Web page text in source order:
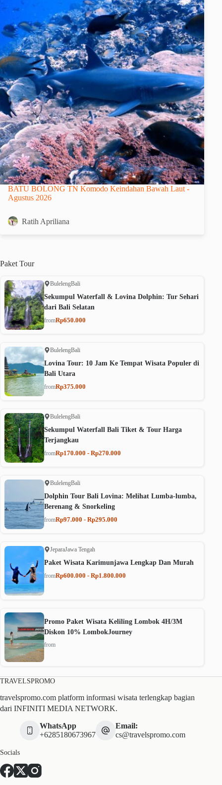
BATU BOLONG TN Komodo Keindahan Bawah Laut -
Agustus 2026
Ratih Apriliana
Paket Tour
BulelengBali
Sekumpul Waterfall & Lovina Dolphin: Tur Sehari
dari Bali Selatan
fromRp650.000
BulelengBali
Lovina Tour: 10 Jam Ke Tempat Wisata Populer di
Bali Utara
fromRp375.000
BulelengBali
Sekumpul Waterfall Bali Tiket & Tour Harga
Terjangkau
fromRp170.000 - Rp270.000
BulelengBali
Dolphin Tour Bali Lovina: Melihat Lumba-lumba,
Berenang & Snorkeling
fromRp97.000 - Rp295.000
JeparaJawa Tengah
Paket Wisata Karimunjawa Lengkap Dan Murah
fromRp600.000 - Rp1.800.000
Promo Paket Wisata Keliling Lombok 4H/3M
Diskon 10% LombokJourney
from
TRAVELSPROMO
travelspromo.com platform informasi wisata terlengkap bagian
dari INFINITI MEDIA NETWORK.
WhatsApp
+6285180673967
Email:
cs@travelspromo.com
Socials